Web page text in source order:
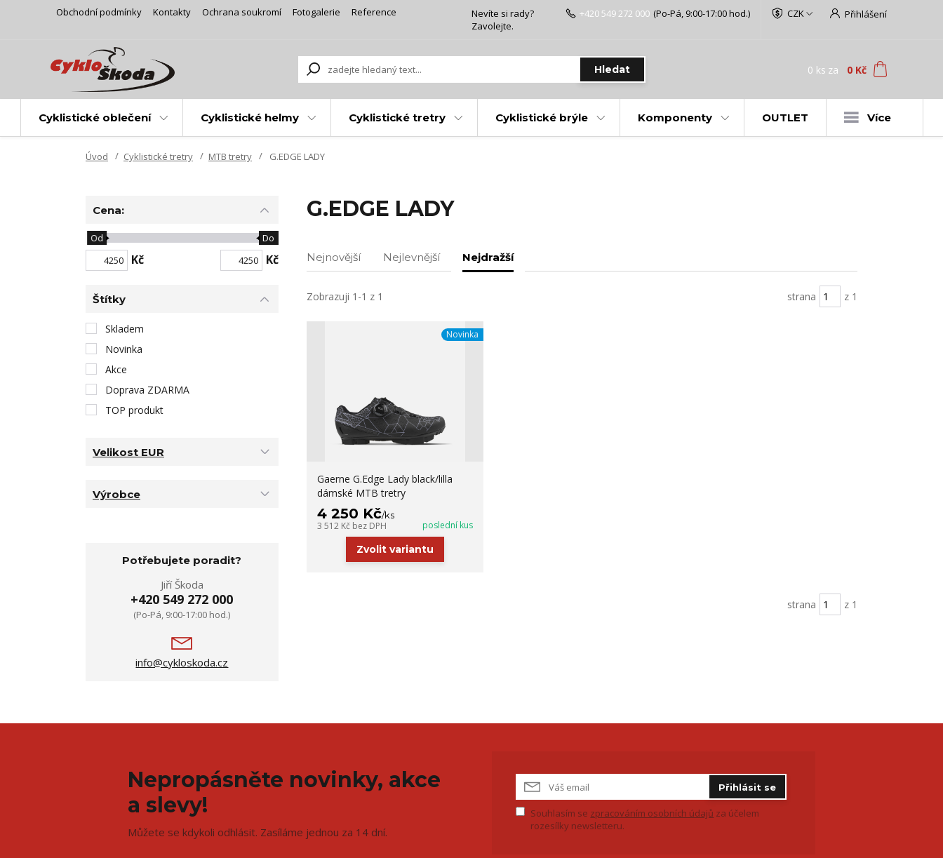
Obchodní podmínky Kontakty Ochrana soukromí Fotogalerie Reference CZK Přihlášení
Hledat
Nevíte si rady?
Zavolejte.
+420 549 272 000 (Po-Pá, 9:00-17:00 hod.)
0 ks za 0 Kč
Cyklistické oblečení Cyklistické helmy Cyklistické tretry Cyklistické brýle Komponenty OUTLET Více
Úvod Cyklistické tretry MTB tretry G.EDGE LADY
G.EDGE LADY
Nejnovější Nejlevnější Nejdražší
Zobrazuji 1-1 z 1 strana z 1
Novinka
Gaerne G.Edge Lady black/lilla
dámské MTB tretry
4 250 Kč/ks
3 512 Kč bez DPH poslední kus
Zvolit variantu
strana z 1
Cena:
Kč
Od Do
Kč
Štítky
Skladem
Novinka
Akce
Doprava ZDARMA
TOP produkt
Velikost EUR
Výrobce
Potřebujete poradit?
Jiří Škoda
+420 549 272 000
(Po-Pá, 9:00-17:00 hod.)
info@cykloskoda.cz
Nepropásněte novinky, akce
a slevy!
Můžete se kdykoli odhlásit. Zasíláme jednou za 14 dní.
Přihlásit se
Souhlasím se zpracováním osobních údajů za účelem
rozesílky newsletteru.